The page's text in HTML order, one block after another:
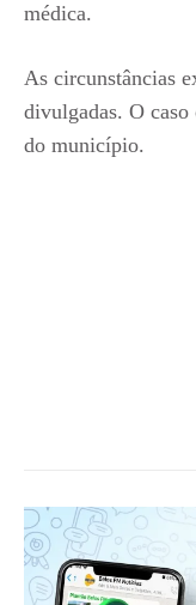
médica.
As circunstâncias
divulgadas. O
do município.